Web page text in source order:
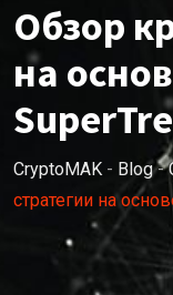
Обзор
на
CryptoMAK - Blog-
стратегии на